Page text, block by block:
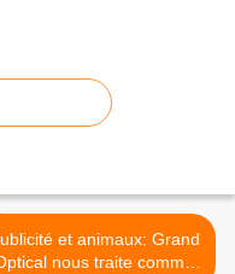
et animaux: Grand
nous traite comme